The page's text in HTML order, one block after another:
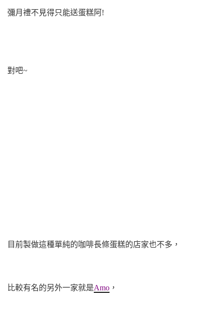
彌月禮不見得只能送蛋糕阿!
對吧~
目前製做這種單純的咖啡長條蛋糕的店家也不多，
比較有名的另外一家就是Amo ，